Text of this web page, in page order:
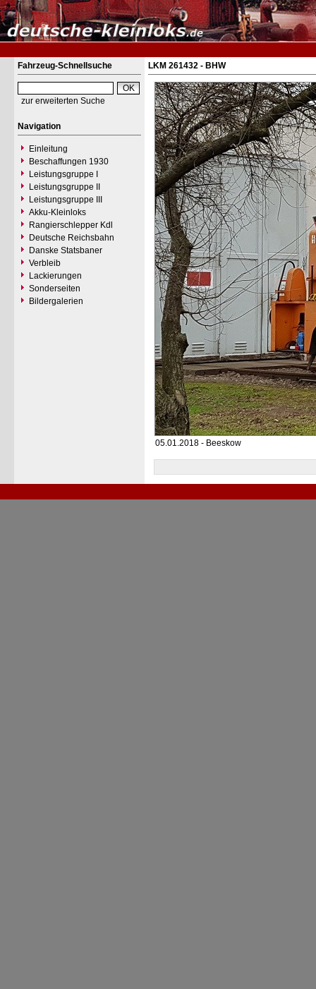
Fahrzeug-Schnellsuche
zur erweiterten Suche
Navigation
Einleitung
Beschaffungen 1930
Leistungsgruppe I
Leistungsgruppe II
Leistungsgruppe III
Akku-Kleinloks
Rangierschlepper Kdl
Deutsche Reichsbahn
Danske Statsbaner
Verbleib
Lackierungen
Sonderseiten
Bildergalerien
LKM 261432 - BHW
05.01.2018 - Beeskow